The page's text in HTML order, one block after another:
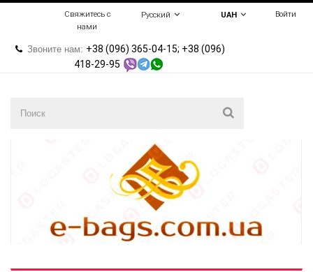
Войти
UAH
Русский
Свяжитесь с
нами
Звоните нам: +38 (096) 365-04-15; +38 (096)
418-29-95